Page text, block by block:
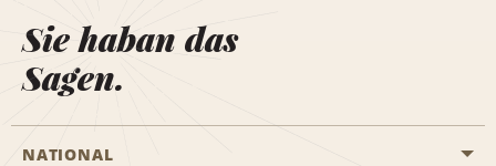
Sie haban das
Sagen.
NATIONAL